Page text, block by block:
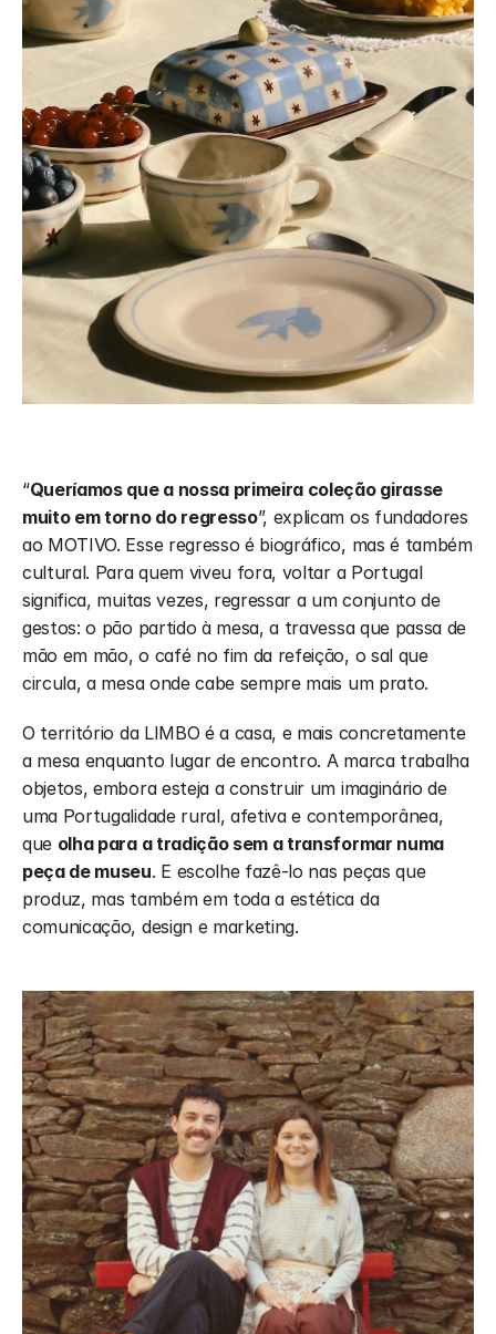
“Queríamos que a nossa primeira coleção girasse
muito em torno do regresso”, explicam os fundadores
ao MOTIVO. Esse regresso é biográfico, mas é também
cultural. Para quem viveu fora, voltar a Portugal
significa, muitas vezes, regressar a um conjunto de
gestos: o pão partido à mesa, a travessa que passa de
mão em mão, o café no fim da refeição, o sal que
circula, a mesa onde cabe sempre mais um prato.
O território da LIMBO é a casa, e mais concretamente
a mesa enquanto lugar de encontro. A marca trabalha
objetos, embora esteja a construir um imaginário de
uma Portugalidade rural, afetiva e contemporânea,
que olha para a tradição sem a transformar numa
peça de museu. E escolhe fazê-lo nas peças que
produz, mas também em toda a estética da
comunicação, design e marketing.